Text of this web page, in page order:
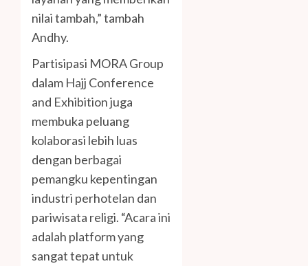
nilai tambah,” tambah
Andhy.
Partisipasi MORA Group
dalam Hajj Conference
and Exhibition juga
membuka peluang
kolaborasi lebih luas
dengan berbagai
pemangku kepentingan
industri perhotelan dan
pariwisata religi. “Acara ini
adalah platform yang
sangat tepat untuk